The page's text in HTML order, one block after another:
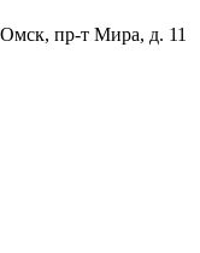
пр-т Мира, д. 11